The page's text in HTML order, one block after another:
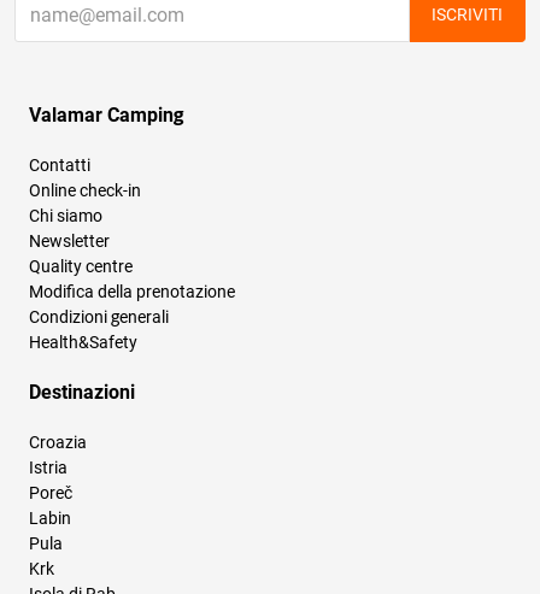
ISCRIVITI
Valamar Camping
Contatti
Online check-in
Chi siamo
Newsletter
Quality centre
Modifica della prenotazione
Condizioni generali
Health&Safety
Destinazioni
Croazia
Istria
Poreč
Labin
Pula
Krk